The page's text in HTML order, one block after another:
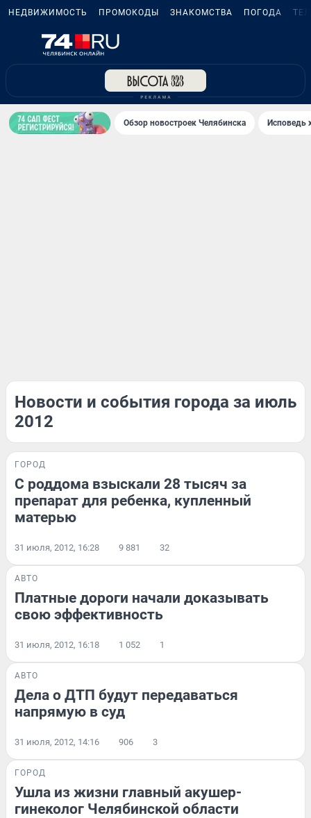
НЕДВИЖИМОСТЬ ПРОМОКОДЫ ЗНАКОМСТВА ПОГОДА
Обзор новостроек Челябинска Исповедь
Новости и события города за июль
2012
ГОРОД
С роддома взыскали 28 тысяч за
препарат для ребенка, купленный
матерью
31 июля, 2012, 16:28 9 881 32
АВТО
Платные дороги начали доказывать
свою эффективность
31 июля, 2012, 16:18 1 052 1
АВТО
Дела о ДТП будут передаваться
напрямую в суд
31 июля, 2012, 14:16 906 3
ГОРОД
Ушла из жизни главный акушер-
гинеколог Челябинской области